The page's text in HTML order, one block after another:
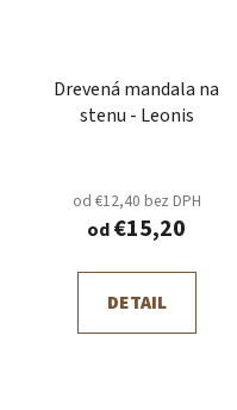
Drevená mandala na
stenu - Leonis
od €12,40 bez DPH
od€15,20
DETAIL